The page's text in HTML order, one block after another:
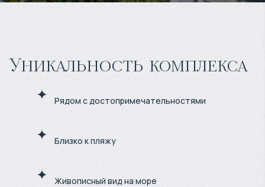
Уникальность комплекса
Рядом с достопримечательностями
Близко к пляжу
Живописный вид на море